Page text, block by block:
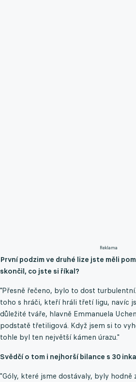
Reklama
První podzim ve druhé lize jste měli
skončil, co jste si říkal?
"Přesně řečeno, bylo to dost
toho s hráči, kteří hráli třetí ligu, navíc
důležité tváře, hlavně Emmanuela
podstatě třetiligová. Když jsem si to
tohle byl ten největší kámen úrazu."
Svědčí o tom i nejhorší bilance s 30
"Góly, které jsme dostávaly, byly hodně